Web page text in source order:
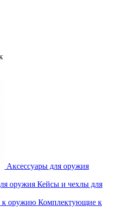
Аксессуары для оружия
Кейсы и чехлы для
Комплектующие к